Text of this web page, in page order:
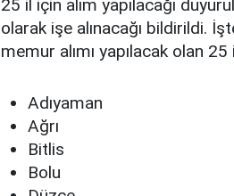
25 il için alım yapılacağı
olarak işe alınacağı bildirildi.
memur alımı yapılacak olan 25
Adıyaman
Ağrı
Bitlis
Bolu